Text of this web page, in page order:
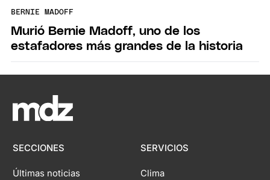
BERNIE MADOFF
Murió Bernie Madoff, uno de los
estafadores más grandes de la historia
SECCIONES
Últimas noticias
SERVICIOS
Clima